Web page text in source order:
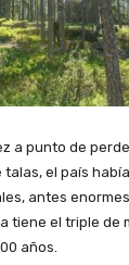
a punto de
talas, el país
antes
tiene el triple de
años.